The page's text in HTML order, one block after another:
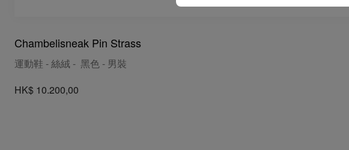
Chambelisneak Pin Strass
運動鞋 - 絲絨 - 黑色 - 男裝
HK$ 10.200,00